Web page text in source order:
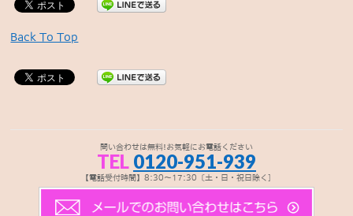
Back To Top
問い合わせは無料!お気軽にお電話ください
TEL 0120-951-939
【電話受付時間】8:30～17:30〔土・日・祝日除く]